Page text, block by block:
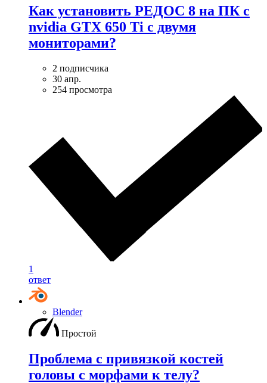
Как установить РЕДОС 8 на ПК с
nvidia GTX 650 Ti с двумя
мониторами?
2 подписчика
30 апр.
254 просмотра
1
ответ
Blender
Простой
Проблема с привязкой костей
головы с морфами к телу?